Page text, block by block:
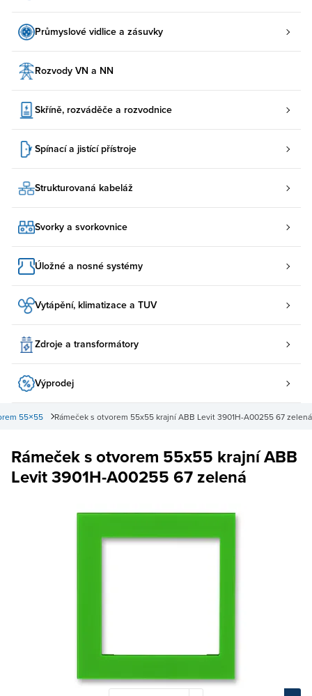
Průmyslové vidlice a zásuvky
Rozvody VN a NN
Skříně, rozváděče a rozvodnice
Spínací a jistící přístroje
Strukturovaná kabeláž
Svorky a svorkovnice
Úložné a nosné systémy
Vytápění, klimatizace a TUV
Zdroje a transformátory
Výprodej
Rámeček s otvorem 55x55 krajní ABB Levit 3901H-A00255 67 zelená
55×55
Rámeček s otvorem 55x55 krajní ABB
Levit 3901H-A00255 67 zelená